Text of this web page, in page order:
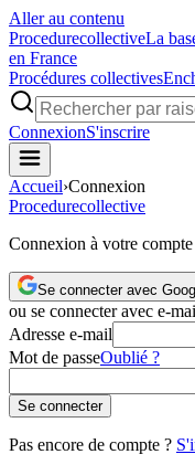
Aller au contenu
ProcedurecollectiveLa
en France
Procédures collectives
ConnexionS'inscrire
Accueil›Connexion
Procedurecollective
Connexion à votre compte
Se connecter avec
ou se connecter avec e-
Adresse e-mail
Mot de passeOublié ?
Se connecter
Pas encore de compte ?